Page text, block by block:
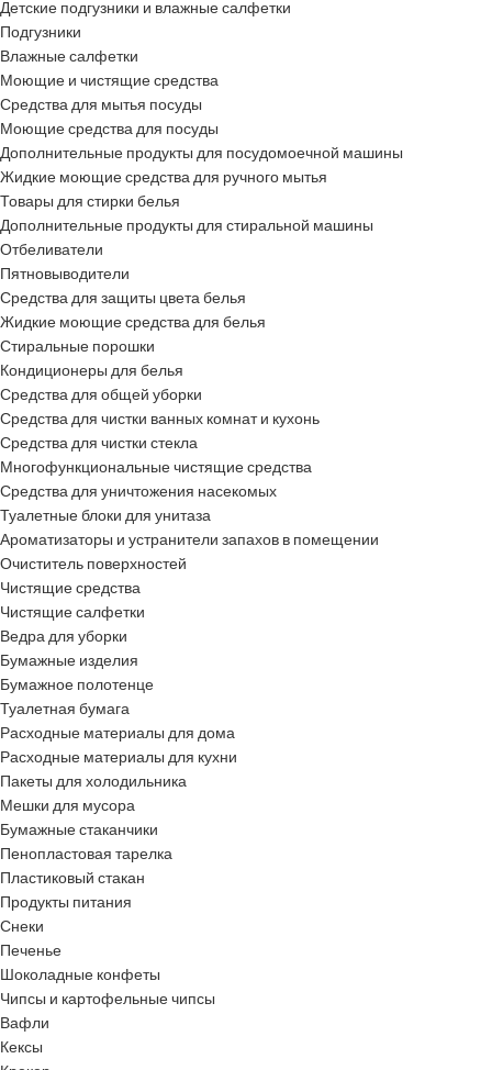
Детские подгузники и влажные салфетки
Подгузники
Влажные салфетки
Моющие и чистящие средства
Средства для мытья посуды
Моющие средства для посуды
Дополнительные продукты для посудомоечной машины
Жидкие моющие средства для ручного мытья
Товары для стирки белья
Дополнительные продукты для стиральной машины
Отбеливатели
Пятновыводители
Средства для защиты цвета белья
Жидкие моющие средства для белья
Стиральные порошки
Кондиционеры для белья
Средства для общей уборки
Средства для чистки ванных комнат и кухонь
Средства для чистки стекла
Многофункциональные чистящие средства
Средства для уничтожения насекомых
Туалетные блоки для унитаза
Ароматизаторы и устранители запахов в помещении
Очиститель поверхностей
Чистящие средства
Чистящие салфетки
Ведра для уборки
Бумажные изделия
Бумажное полотенце
Туалетная бумага
Расходные материалы для дома
Расходные материалы для кухни
Пакеты для холодильника
Мешки для мусора
Бумажные стаканчики
Пенопластовая тарелка
Пластиковый стакан
Продукты питания
Снеки
Печенье
Шоколадные конфеты
Чипсы и картофельные чипсы
Вафли
Кексы